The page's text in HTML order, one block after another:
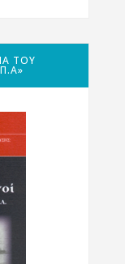
ΤΟΥ